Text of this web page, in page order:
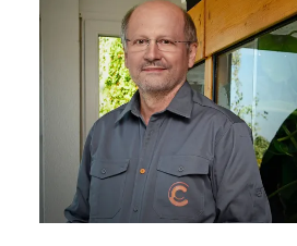
Über Uns
CC-Arten
Mitmachen
Blog